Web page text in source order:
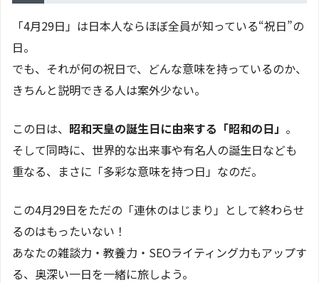
「4月29日」は日本人ならほぼ全員が知っている“祝日”の
日。
でも、それが何の祝日で、どんな意味を持っているのか、
きちんと説明できる人は案外少ない。
この日は、 昭和天皇の誕生日に由来する「昭和の日」 。
そして同時に、世界的な出来事や有名人の誕生日なども
重なる、まさに「多彩な意味を持つ日」なのだ。
この4月29日をただの「連休のはじまり」として終わらせ
るのはもったいない！
あなたの雑談力・教養力・SEOライティング力もアップす
る、奥深い一日を一緒に旅しよう。